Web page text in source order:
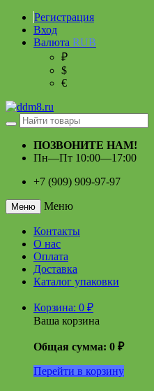
Регистрация
Вход
Валюта RUB
₽
$
€
ПОЗВОНИТЕ НАМ!
Пн—Пт 10:00—17:00
+7 (909) 909-97-97
Меню Меню
Контакты
О нас
Оплата
Доставка
Каталог упаковки
Корзина: 0 ₽
Ваша корзина
Общая сумма: 0 ₽
Перейти в корзину